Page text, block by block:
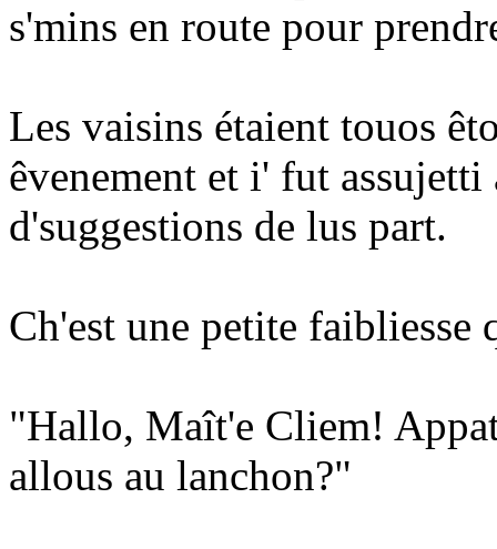
s'mins en route pour
Les vaisins étaient touos
êvenement et i' fut assujetti
d'suggestions de lus part.
Ch'est une petite faibliesse
"Hallo, Maît'e Cliem!
allous au lanchon?"